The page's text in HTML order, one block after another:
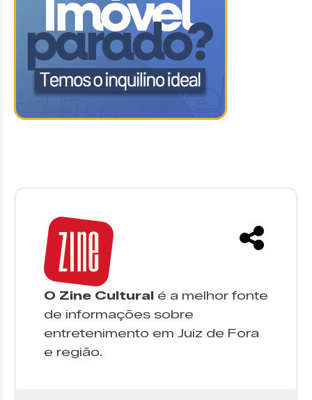
O Zine Cultural é a melhor fonte
de informações sobre
entretenimento em Juiz de Fora
e região.